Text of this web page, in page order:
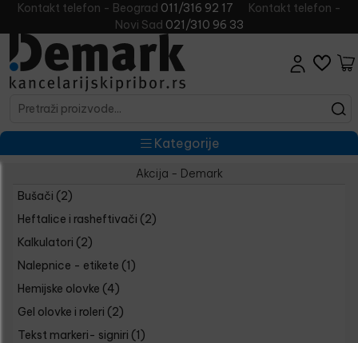
Kontakt telefon - Beograd 011/316 92 17
Kontakt telefon -
Novi Sad 021/310 96 33
Kategorije
Akcija - Demark
Bušači (2)
Heftalice i rasheftivači (2)
Kalkulatori (2)
Nalepnice - etikete (1)
Hemijske olovke (4)
Gel olovke i roleri (2)
Tekst markeri- signiri (1)